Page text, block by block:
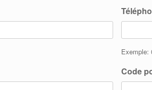
Exemple:
Code